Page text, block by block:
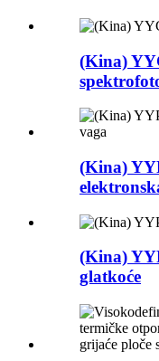
(Kina)
(Kina)
(Kina)
glatkoće